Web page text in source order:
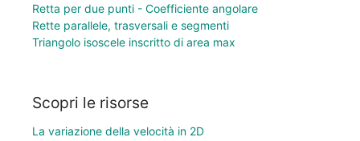
Retta per due punti - Coefficiente angolare
Rette parallele, trasversali e segmenti
Triangolo isoscele inscritto di area max
Scopri le risorse
La variazione della velocità in 2D